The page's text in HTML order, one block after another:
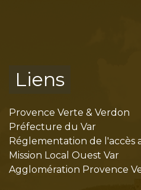
Liens
Provence Verte & Verdon
Préfecture du Var
Réglementation de l'accès
Mission Local Ouest Var
Agglomération Provence